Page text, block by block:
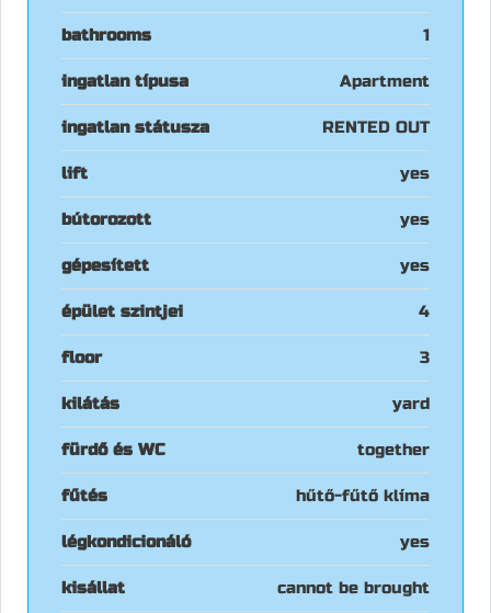
bathrooms 1
ingatlan típusa Apartment
ingatlan státusza RENTED OUT
lift yes
bútorozott yes
gépesített yes
épület szintjei 4
floor 3
kilátás yard
fürdő és WC together
fűtés hűtő-fűtő klíma
légkondicionáló yes
kisállat cannot be brought